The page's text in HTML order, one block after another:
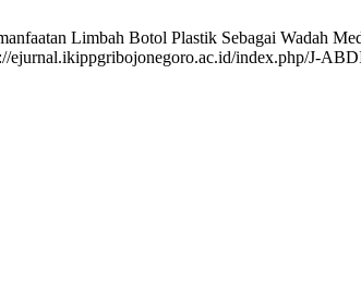
Limbah Botol Plastik Sebagai Wadah
ejurnal.ikippgribojonegoro.ac.id/index.php/J-